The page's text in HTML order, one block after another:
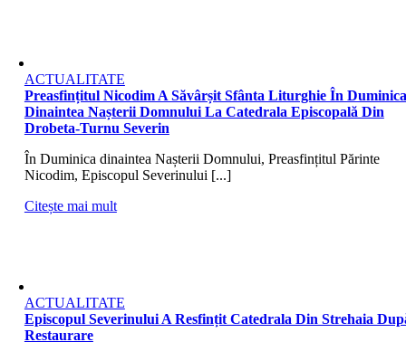
ACTUALITATE
Preasfințitul Nicodim A Săvârșit Sfânta Liturghie În Duminica
Dinaintea Nașterii Domnului La Catedrala Episcopală Din
Drobeta-Turnu Severin
În Duminica dinaintea Nașterii Domnului, Preasfințitul Părinte
Nicodim, Episcopul Severinului [...]
Citește mai mult
ACTUALITATE
Episcopul Severinului A Resfințit Catedrala Din Strehaia
Restaurare